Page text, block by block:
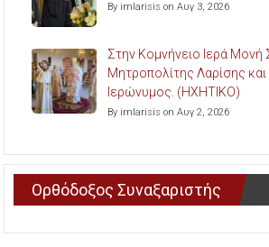
By imlarisis on Αυγ 3, 2026
Στην Κομνήνειο Ιερά Μονή
Μητροπολίτης Λαρίσης
Ιερώνυμος. (ΗΧΗΤΙΚΟ)
By imlarisis on Αυγ 2, 2026
Ορθόδοξος Συναξαριστής